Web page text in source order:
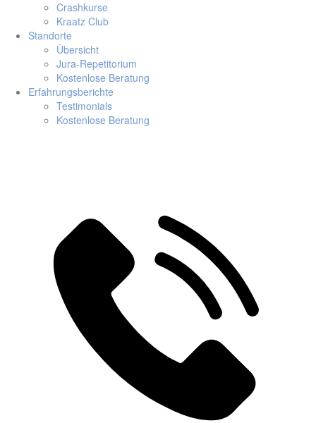
Crashkurse
Kraatz Club
Standorte
Übersicht
Jura-Repetitorium
Kostenlose Beratung
Erfahrungsberichte
Testimonials
Kostenlose Beratung